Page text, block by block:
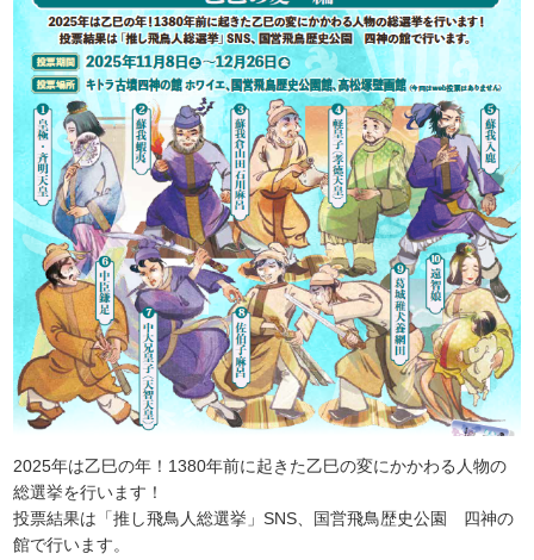
2025年は乙巳の年！1380年前に起きた乙巳の変にかかわる人物の
総選挙を行います！
投票結果は「推し飛鳥人総選挙」SNS、国営飛鳥歴史公園 四神の
館で行います。